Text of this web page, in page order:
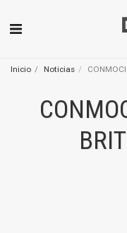
Inicio Noticias